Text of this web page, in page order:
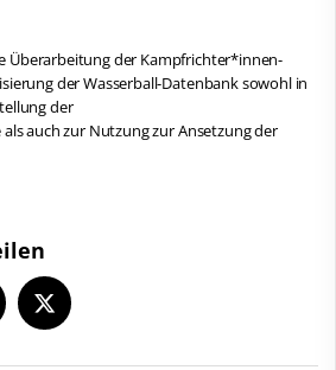
Überarbeitung der Kampfrichter*innen-
der Wasserball-Datenbank sowohl in
der
auch zur Nutzung zur Ansetzung der